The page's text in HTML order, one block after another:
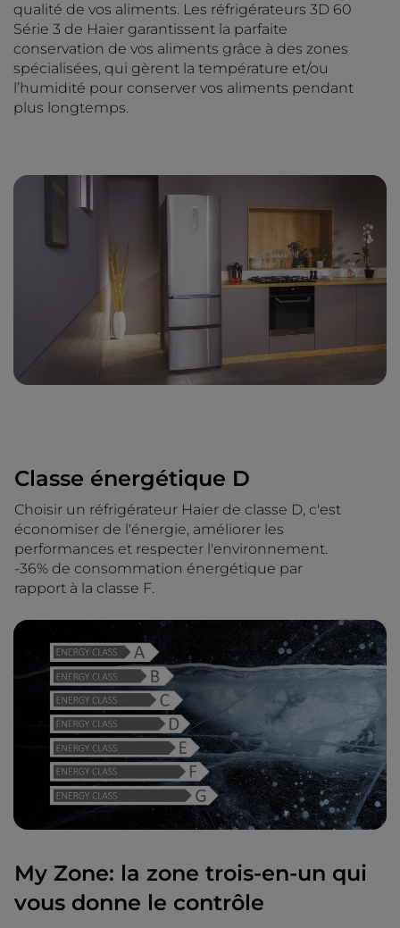
qualité de vos aliments. Les réfrigérateurs 3D 60
Série 3 de Haier garantissent la parfaite
conservation de vos aliments grâce à des zones
spécialisées, qui gèrent la température et/ou
l’humidité pour conserver vos aliments pendant
plus longtemps.
Classe énergétique D
Choisir un réfrigérateur Haier de classe D, c'est
économiser de l'énergie, améliorer les
performances et respecter l'environnement.
-36% de consommation énergétique par
rapport à la classe F.
My Zone: la zone trois-en-un qui
vous donne le contrôle